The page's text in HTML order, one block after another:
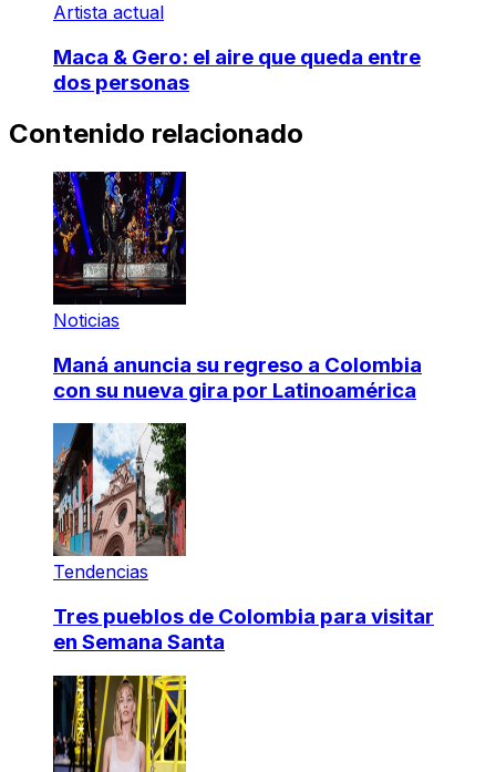
Artista actual
Maca & Gero: el aire que queda entre
dos personas
Contenido relacionado
Noticias
Maná anuncia su regreso a Colombia
con su nueva gira por Latinoamérica
Tendencias
Tres pueblos de Colombia para visitar
en Semana Santa